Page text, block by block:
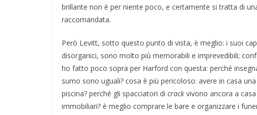
brillante non è per niente poco, e certamente si tratta di
raccomandata.
Però Levitt, sotto questo punto di vista, è meglio: i suoi
disorganici, sono molto più memorabili e imprevedibili;
ho fatto poco sopra per Harford con questa: perché
sumo sono uguali? cosa è più pericoloso: avere in casa
piscina? perché gli spacciatori di crack vivono ancora a
immobiliari? è meglio comprare le bare e organizzare i